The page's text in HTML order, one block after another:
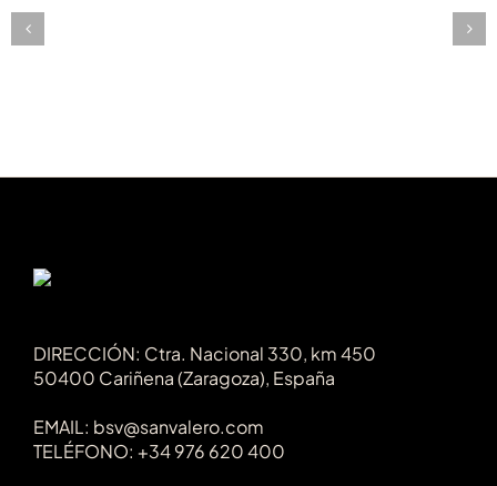
DIRECCIÓN: Ctra. Nacional 330, km 450
50400 Cariñena (Zaragoza), España
EMAIL: bsv@sanvalero.com
TELÉFONO: +34 976 620 400